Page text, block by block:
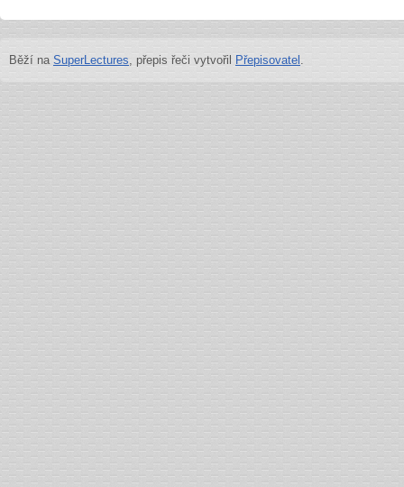
Běží na SuperLectures, přepis řeči vytvořil Přepisovatel .